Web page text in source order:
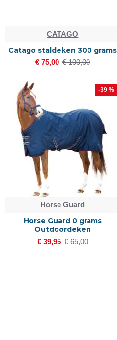
CATAGO
Catago staldeken 300 grams
€ 75,00 € 100,00
-39 %
Horse Guard
Horse Guard 0 grams
Outdoordeken
€ 39,95 € 65,00